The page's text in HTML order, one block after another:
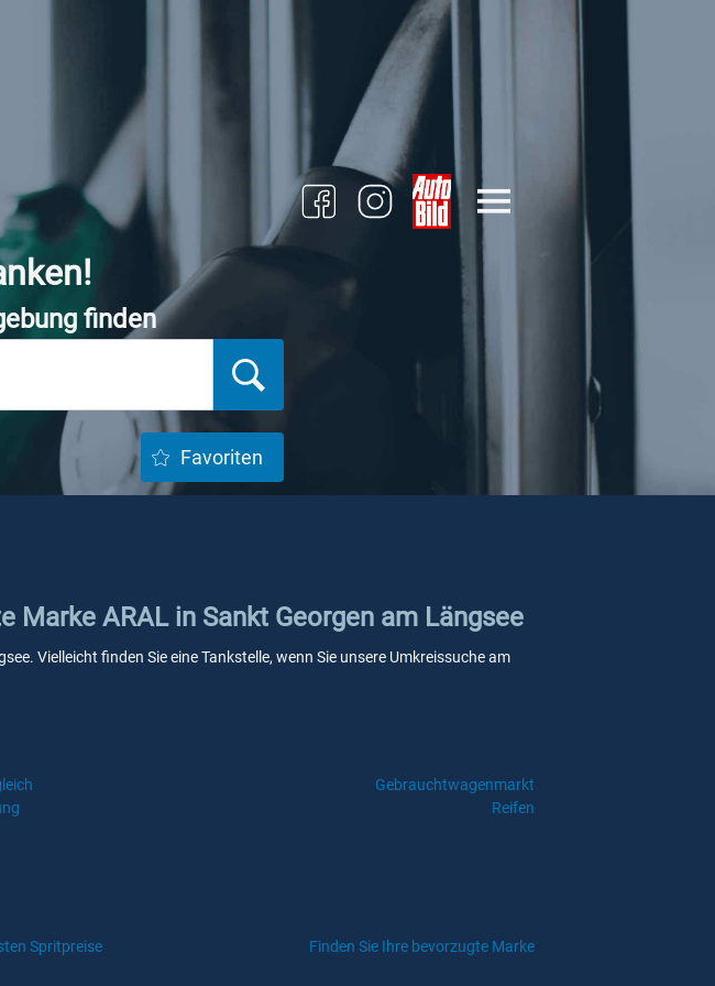
finden
Favoriten
Marke ARAL in Sankt Georgen am Längsee
Vielleicht finden Sie eine Tankstelle, wenn Sie unsere Umkreissuche am
Gebrauchtwagenmarkt
Reifen
Spritpreise Finden Sie Ihre bevorzugte Marke